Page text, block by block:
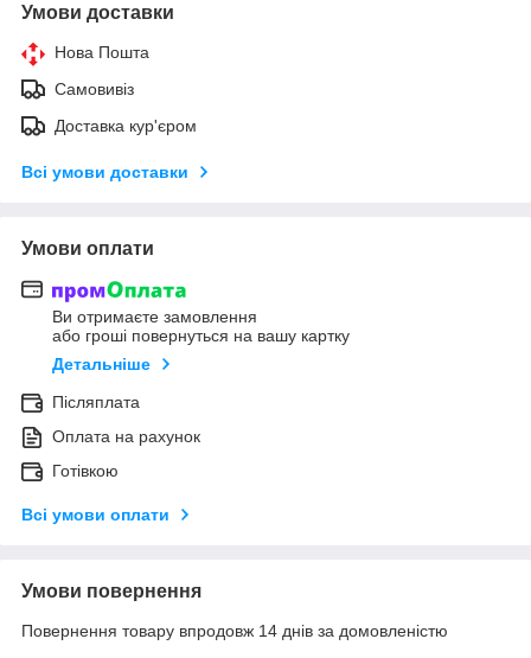
Умови доставки
Нова Пошта
Самовивіз
Доставка кур'єром
Всі умови доставки
Умови оплати
Ви отримаєте замовлення
або гроші повернуться на вашу картку
Детальніше
Післяплата
Оплата на рахунок
Готівкою
Всі умови оплати
Умови повернення
Повернення товару впродовж 14 днів за домовленістю